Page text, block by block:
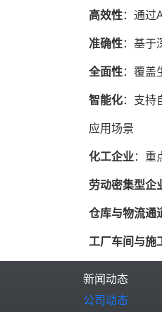
高效性：通过
准确性：基于
全面性：覆盖
智能化：支持
应用场景
化工企业：重
劳动密集型企
仓库与物流通
工厂车间与施
新闻动态
公司动态